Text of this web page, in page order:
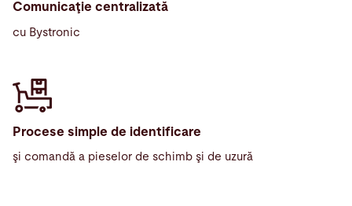
Comunicaţie centralizată
cu Bystronic
Procese simple de identificare
şi comandă a pieselor de schimb şi de uzură